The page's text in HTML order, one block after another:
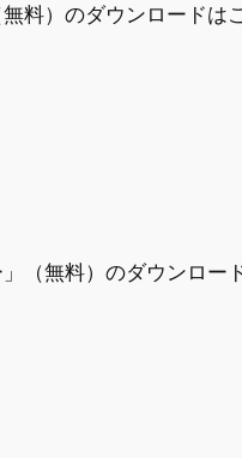
料）のダウンロードは
（無料）のダウンロー